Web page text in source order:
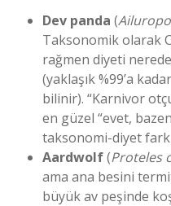
Dev panda (
Taksonomik olarak
rağmen diyeti
(yaklaşık %99’a
bilinir). “Karnivor
en güzel “evet,
taksonomi-diyet
Aardwolf(Proteles
ama ana besini
büyük av peşinde